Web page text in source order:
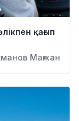
қағып
Мағжан